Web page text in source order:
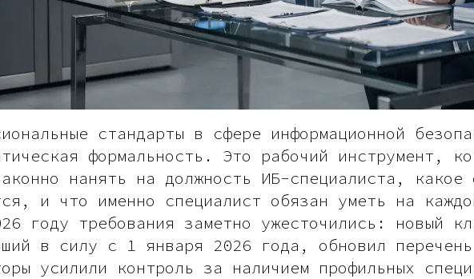
стандарты в сфере информационной
формальность. Это рабочий инструмент,
нанять на должность ИБ-специалиста, какое
и что именно специалист обязан уметь на
году требования заметно ужесточились: новый
в силу с 1 января 2026 года, обновил
усилили контроль за наличием профильных